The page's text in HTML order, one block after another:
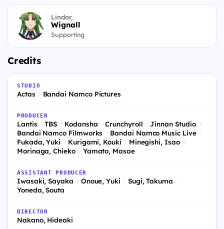
Lindor,
Wignall
Supporting
Credits
STUDIO
Actas Bandai Namco Pictures
PRODUCER
Lantis TBS Kodansha Crunchyroll
Jinnan Studio
Bandai Namco Filmworks
Bandai Namco Music Live
Fukada, Yuki
Kurigami, Kouki
Minegishi, Isao
Morinaga, Chieko
Yamato, Masae
ASSISTANT PRODUCER
Iwasaki, Sayaka Onoue, Yuki
Sugi, Takuma
Yoneda, Souta
DIRECTOR
Nakano, Hideaki